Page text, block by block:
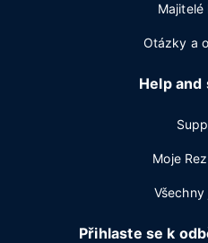
Majitelé
Otázky a
Help
Moje
Přihlaste se k